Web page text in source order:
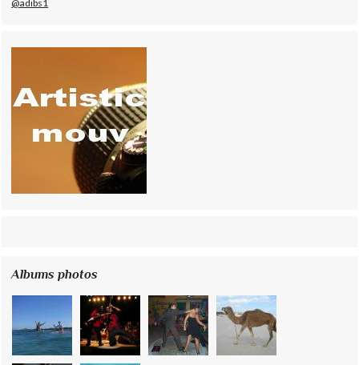
@adibs1
Albums photos